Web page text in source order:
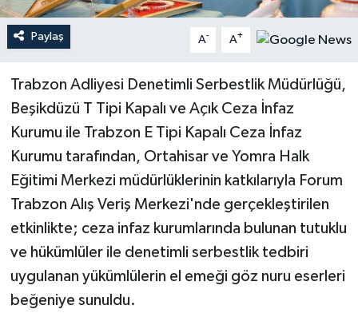
Paylaş A- A+
Trabzon Adliyesi Denetimli Serbestlik Müdürlüğü,
Beşikdüzü T Tipi Kapalı ve Açık Ceza İnfaz
Kurumu ile Trabzon E Tipi Kapalı Ceza İnfaz
Kurumu tarafından, Ortahisar ve Yomra Halk
Eğitimi Merkezi müdürlüklerinin katkılarıyla Forum
Trabzon Alış Veriş Merkezi'nde gerçekleştirilen
etkinlikte; ceza infaz kurumlarında bulunan tutuklu
ve hükümlüler ile denetimli serbestlik tedbiri
uygulanan yükümlülerin el emeği göz nuru eserleri
beğeniye sunuldu.
Spor
Teknoloji
Yaşam